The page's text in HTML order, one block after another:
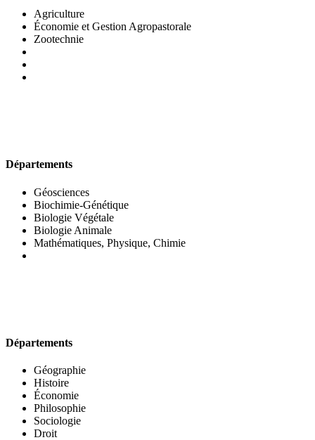
Agriculture
Économie et Gestion Agropastorale
Zootechnie
Départements
Géosciences
Biochimie-Génétique
Biologie Végétale
Biologie Animale
Mathématiques, Physique, Chimie
Départements
Géographie
Histoire
Économie
Philosophie
Sociologie
Droit